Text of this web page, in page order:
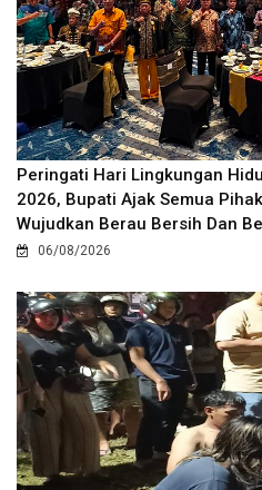
Peringati Hari Lingkungan
2026, Bupati Ajak Semua
Wujudkan Berau Bersih Dan
06/08/2026